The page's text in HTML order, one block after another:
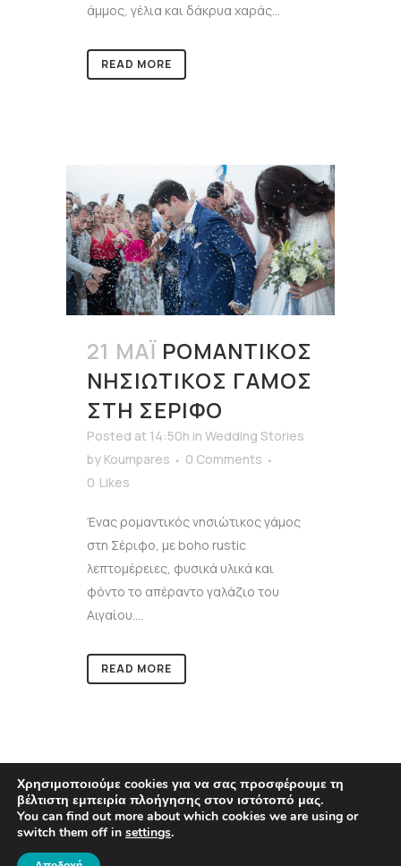
άμμος, γέλια και δάκρυα χαράς...
READ MORE
21 ΜΆΙ ΡΟΜΑΝΤΙΚΌΣ
ΝΗΣΙΏΤΙΚΟΣ ΓΆΜΟΣ
ΣΤΗ ΣΈΡΙΦΟ
Posted at 14:50h in Wedding Stories
by Koumpares
0 Comments
0 Likes
Ένας ρομαντικός νησιώτικος γάμος
στη Σέριφο, με boho rustic
λεπτομέρειες, φυσικά υλικά και
φόντο το απέραντο γαλάζιο του
Αιγαίου....
READ MORE
© COPYRIGHT 2021
Χρησιμοποιούμε cookies για να σας προσφέρουμε τη
βέλτιστη εμπειρία πλοήγησης στον ιστότοπό μας.
You can find out more about which cookies we are using or
switch them off in settings.